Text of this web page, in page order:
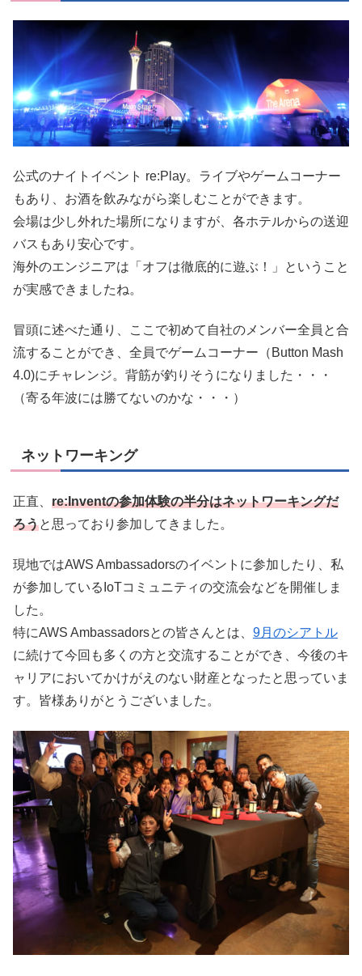
公式のナイトイベント re:Play。ライブやゲームコーナー
もあり、お酒を飲みながら楽しむことができます。
会場は少し外れた場所になりますが、各ホテルからの送迎
バスもあり安心です。
海外のエンジニアは「オフは徹底的に遊ぶ！」ということ
が実感できましたね。
冒頭に述べた通り、ここで初めて自社のメンバー全員と合
流することができ、全員でゲームコーナー（Button Mash
4.0)にチャレンジ。背筋が釣りそうになりました・・・
（寄る年波には勝てないのかな・・・）
ネットワーキング
正直、 re:Inventの参加体験の半分はネットワーキングだ
ろうと思っており参加してきました。
現地ではAWS Ambassadorsのイベントに参加したり、私
が参加しているIoTコミュニティの交流会などを開催しま
した。
特にAWS Ambassadorsとの皆さんとは、 9月のシアトル
に続けて今回も多くの方と交流することができ、今後のキ
ャリアにおいてかけがえのない財産となったと思っていま
す。皆様ありがとうございました。